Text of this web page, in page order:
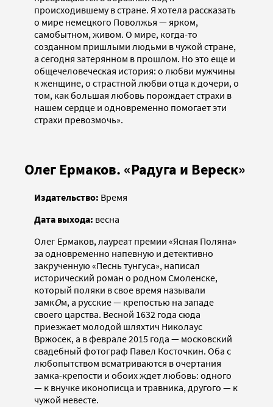
происходившему в стране. Я хотела рассказать
о мире немецкого Поволжья — ярком,
самобытном, живом. О мире, когда-то
созданном пришлыми людьми в чужой стране,
а сегодня затерянном в прошлом. Но это еще и
общечеловеческая история: о любви мужчины
к женщине, о страстной любви отца к дочери, о
том, как большая любовь порождает страхи в
нашем сердце и одновременно помогает эти
страхи превозмочь».
Олег Ермаков. «Радуга и Вереск»
Издательство: Время
Дата выхода: весна
Олег Ермаков, лауреат премии «Ясная Поляна»
за одновременно напевную и детективно
закрученную «Песнь тунгуса», написал
исторический роман о родном Смоленске,
который поляки в свое время называли
замкОм, а русские — крепостью на западе
своего царства. Весной 1632 года сюда
приезжает молодой шляхтич Николаус
Вржосек, а в феврале 2015 года — московский
свадебный фотограф Павел Косточкин. Оба с
любопытством всматриваются в очертания
замка-крепости и обоих ждет любовь: одного
— к внучке иконописца и травника, другого — к
чужой невесте.